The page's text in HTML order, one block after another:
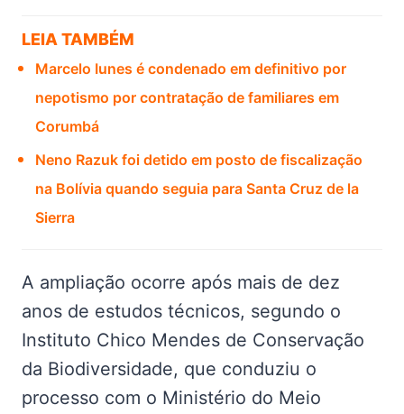
LEIA TAMBÉM
Marcelo Iunes é condenado em definitivo por
nepotismo por contratação de familiares em
Corumbá
Neno Razuk foi detido em posto de fiscalização
na Bolívia quando seguia para Santa Cruz de la
Sierra
A ampliação ocorre após mais de dez
anos de estudos técnicos, segundo o
Instituto Chico Mendes de Conservação
da Biodiversidade, que conduziu o
processo com o Ministério do Meio